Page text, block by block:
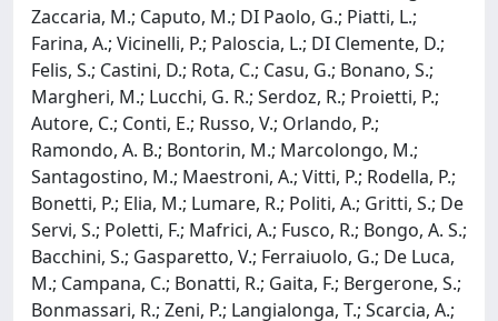
Zaccaria, M.; Caputo, M.; DI Paolo, G.; Piatti, L.;
Farina, A.; Vicinelli, P.; Paloscia, L.; DI Clemente, D.;
Felis, S.; Castini, D.; Rota, C.; Casu, G.; Bonano, S.;
Margheri, M.; Lucchi, G. R.; Serdoz, R.; Proietti, P.;
Autore, C.; Conti, E.; Russo, V.; Orlando, P.;
Ramondo, A. B.; Bontorin, M.; Marcolongo, M.;
Santagostino, M.; Maestroni, A.; Vitti, P.; Rodella, P.;
Bonetti, P.; Elia, M.; Lumare, R.; Politi, A.; Gritti, S.; De
Servi, S.; Poletti, F.; Mafrici, A.; Fusco, R.; Bongo, A. S.;
Bacchini, S.; Gasparetto, V.; Ferraiuolo, G.; De Luca,
M.; Campana, C.; Bonatti, R.; Gaita, F.; Bergerone, S.;
Bonmassari, R.; Zeni, P.; Langialonga, T.; Scarcia, A.;